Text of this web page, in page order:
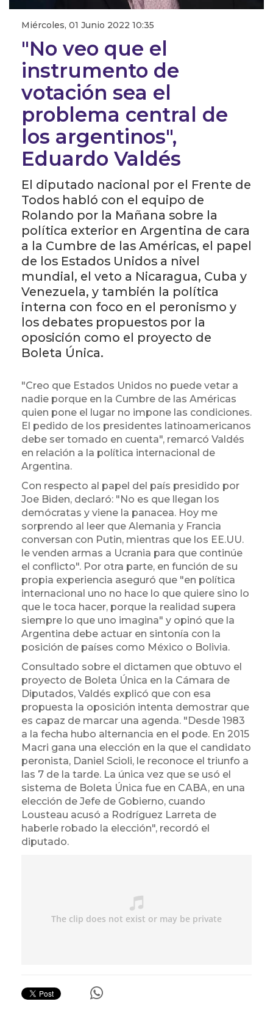
Miércoles, 01 Junio 2022 10:35
"No veo que el
instrumento de
votación sea el
problema central de
los argentinos",
Eduardo Valdés
El diputado nacional por el Frente de
Todos habló con el equipo de
Rolando por la Mañana sobre la
política exterior en Argentina de cara
a la Cumbre de las Américas, el papel
de los Estados Unidos a nivel
mundial, el veto a Nicaragua, Cuba y
Venezuela, y también la política
interna con foco en el peronismo y
los debates propuestos por la
oposición como el proyecto de
Boleta Única.
"Creo que Estados Unidos no puede vetar a
nadie porque en la Cumbre de las Américas
quien pone el lugar no impone las condiciones.
El pedido de los presidentes latinoamericanos
debe ser tomado en cuenta", remarcó Valdés
en relación a la política internacional de
Argentina.
Con respecto al papel del país presidido por
Joe Biden, declaró: "No es que llegan los
demócratas y viene la panacea. Hoy me
sorprendo al leer que Alemania y Francia
conversan con Putin, mientras que los EE.UU.
le venden armas a Ucrania para que continúe
el conflicto". Por otra parte, en función de su
propia experiencia aseguró que "en política
internacional uno no hace lo que quiere sino lo
que le toca hacer, porque la realidad supera
siempre lo que uno imagina" y opinó que la
Argentina debe actuar en sintonía con la
posición de países como México o Bolivia.
Consultado sobre el dictamen que obtuvo el
proyecto de Boleta Única en la Cámara de
Diputados, Valdés explicó que con esa
propuesta la oposición intenta demostrar que
es capaz de marcar una agenda. "Desde 1983
a la fecha hubo alternancia en el pode. En 2015
Macri gana una elección en la que el candidato
peronista, Daniel Scioli, le reconoce el triunfo a
las 7 de la tarde. La única vez que se usó el
sistema de Boleta Única fue en CABA, en una
elección de Jefe de Gobierno, cuando
Lousteau acusó a Rodríguez Larreta de
haberle robado la elección", recordó el
diputado.